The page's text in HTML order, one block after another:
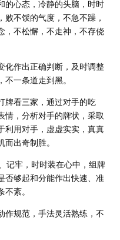
的心态，冷静的头脑，时时
不馁的气度，不急不躁，
，不松懈，不走神，不存侥
化作出正确判断，及时调整
一条道走到黑。
牌看三家，通过对手的吃
情，分析对手的牌状，采取
利用对手，虚虚实实，真真
出奇制胜。
记牢，时时装在心中，组牌
否够起和分能作出快速、准
紊。
作规范，手法灵活熟练，不